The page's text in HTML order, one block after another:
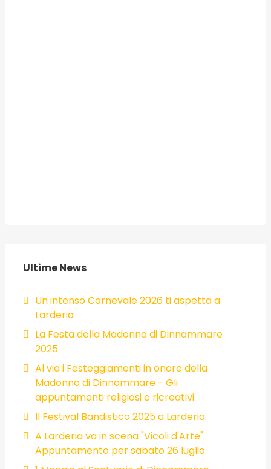
Ultime News
Un intenso Carnevale 2026 ti aspetta a
Larderia
La Festa della Madonna di Dinnammare
2025
Al via i Festeggiamenti in onore della
Madonna di Dinnammare - Gli
appuntamenti religiosi e ricreativi
Il Festival Bandistico 2025 a Larderia
A Larderia va in scena "Vicoli d'Arte".
Appuntamento per sabato 26 luglio